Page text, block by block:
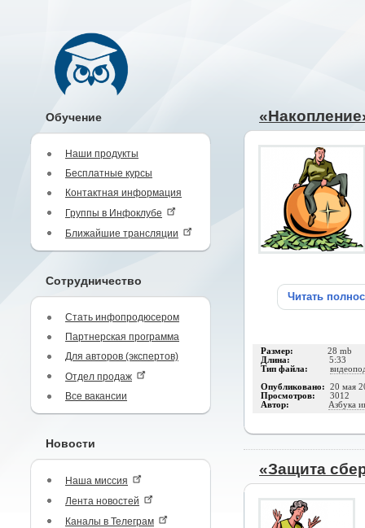
Обучение
Наши продукты
Бесплатные курсы
Контактная информация
Группы в Инфоклубе
Ближайшие трансляции
Сотрудничество
Стать инфопродюсером
Партнерская программа
Для авторов (экспертов)
Отдел продаж
Все вакансии
Новости
Наша миссия
Лента новостей
Каналы в Телеграм
Читать
Размер: 28 mb
Длина: 5:33
Тип файла:
Опубликовано: 20 мая
Просмотров: 3012
Автор: Азбука
«Защита